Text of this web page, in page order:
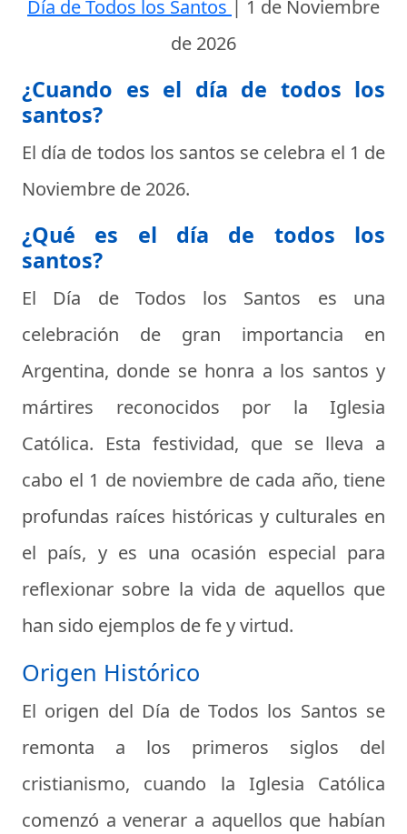
Día de Todos los Santos
1 de Noviembre
de 2026
¿Cuando es el día de todos los
santos?
El día de todos los santos se celebra el 1 de
Noviembre de 2026.
¿Qué es el día de todos los
santos?
El Día de Todos los Santos es una
celebración de gran importancia en
Argentina, donde se honra a los santos y
mártires reconocidos por la Iglesia
Católica. Esta festividad, que se lleva a
cabo el 1 de noviembre de cada año, tiene
profundas raíces históricas y culturales en
el país, y es una ocasión especial para
reflexionar sobre la vida de aquellos que
han sido ejemplos de fe y virtud.
Origen Histórico
El origen del Día de Todos los Santos se
remonta a los primeros siglos del
cristianismo, cuando la Iglesia Católica
comenzó a venerar a aquellos que habían